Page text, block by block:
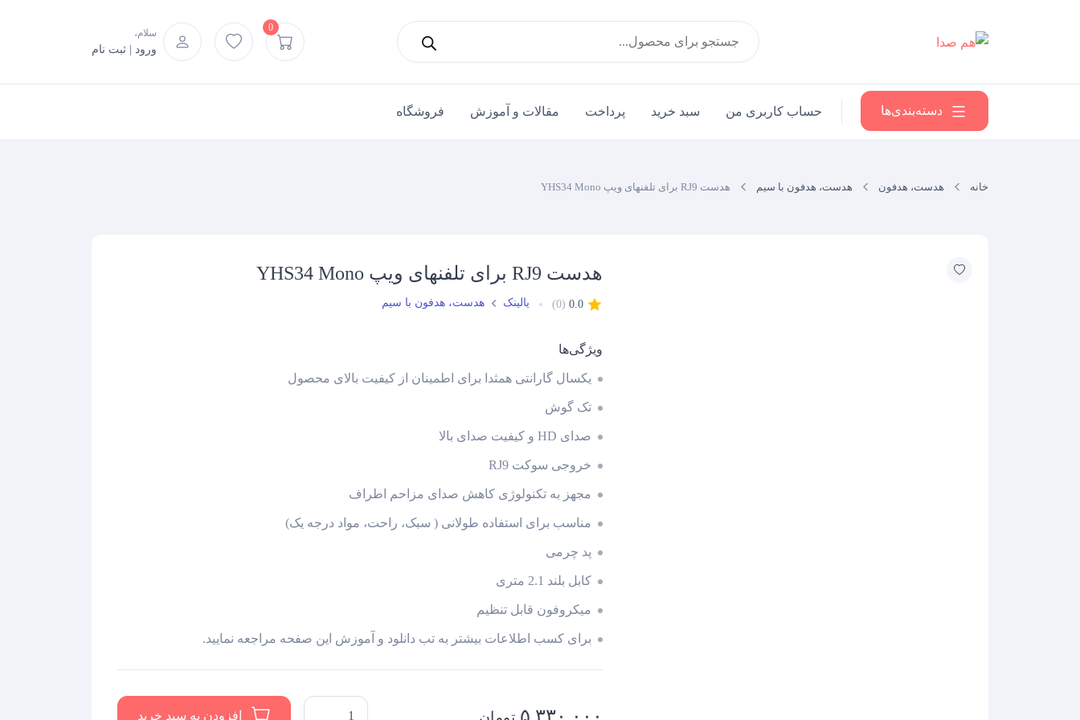
Products
search
0 سلام،
ورود | ثبت نام
دسته‌بندی‌ها حساب کاربری من سبد خرید پرداخت مقالات و آموزش فروشگاه
خانه هدست، هدفون هدست، هدفون با سیم هدست RJ9 برای تلفنهای ویپ YHS34 Mono
هدست RJ9 برای تلفنهای ویپ YHS34 Mono
0.0
(0) یالینک هدست، هدفون با سیم
ویژگی‌ها
یکسال گارانتی همثدا برای اطمینان از کیفیت بالای محصول
تک گوش
صدای HD و کیفیت صدای بالا
خروجی سوکت RJ9
مجهز به تکنولوژی کاهش صدای مزاحم اطراف
مناسب برای استفاده طولانی ( سبک، راحت، مواد درجه یک)
پد چرمی
کابل بلند 2.1 متری
میکروفون قابل تنظیم
برای کسب اطلاعات بیشتر به تب دانلود و آموزش این صفحه مراجعه نمایید.
هدست